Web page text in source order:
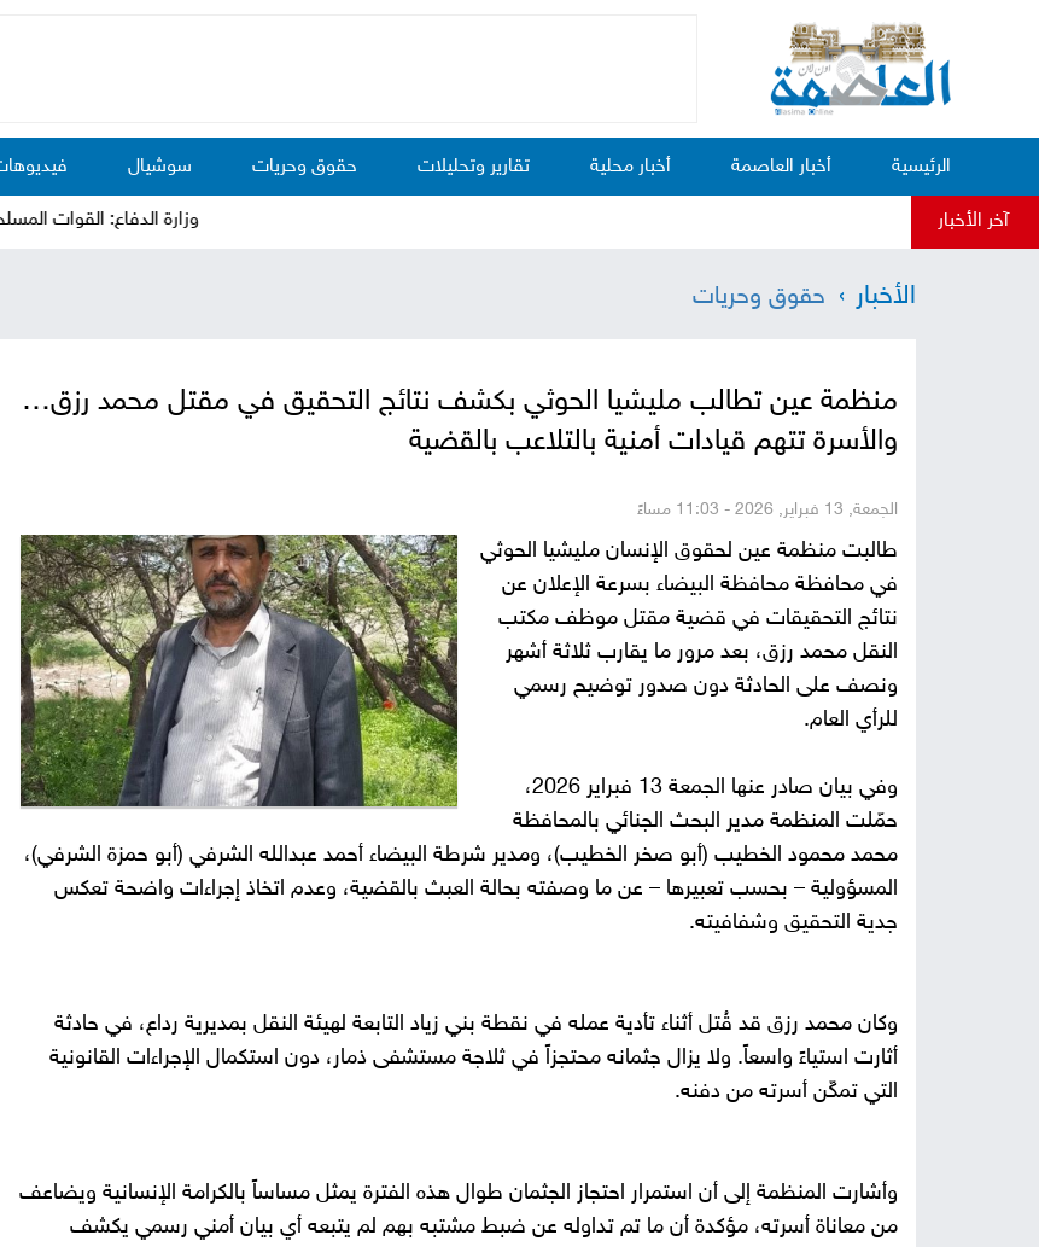
الرئيسية أخبار العاصمة أخبار محلية تقارير وتحليلات حقوق وحريات سوشيال
آخر الأخبار وزارة الدفاع: القوات المسلحة
الأخبار حقوق وحريات
منظمة عين تطالب مليشيا الحوثي بكشف نتائج التحقيق في مقتل محمد رزق…
والأسرة تتهم قيادات أمنية بالتلاعب بالقضية
الجمعة, 13 فبراير, 2026 - 11:03 مساءً
طالبت منظمة عين لحقوق الإنسان مليشيا الحوثي
في محافظة محافظة البيضاء بسرعة الإعلان عن
نتائج التحقيقات في قضية مقتل موظف مكتب
النقل محمد رزق، بعد مرور ما يقارب ثلاثة أشهر
ونصف على الحادثة دون صدور توضيح رسمي
للرأي العام.
وفي بيان صادر عنها الجمعة 13 فبراير 2026،
حمّلت المنظمة مدير البحث الجنائي بالمحافظة
محمد محمود الخطيب (أبو صخر الخطيب)، ومدير شرطة البيضاء أحمد عبدالله الشرفي (أبو حمزة الشرفي)،
المسؤولية – بحسب تعبيرها – عن ما وصفته بحالة العبث بالقضية، وعدم اتخاذ إجراءات واضحة تعكس
جدية التحقيق وشفافيته.
وكان محمد رزق قد قُتل أثناء تأدية عمله في نقطة بني زياد التابعة لهيئة النقل بمديرية رداع، في حادثة
أثارت استياءً واسعاً. ولا يزال جثمانه محتجزاً في ثلاجة مستشفى ذمار، دون استكمال الإجراءات القانونية
التي تمكّن أسرته من دفنه.
وأشارت المنظمة إلى أن استمرار احتجاز الجثمان طوال هذه الفترة يمثل مساساً بالكرامة الإنسانية ويضاعف
من معاناة أسرته، مؤكدة أن ما تم تداوله عن ضبط مشتبه بهم لم يتبعه أي بيان أمني رسمي يكشف